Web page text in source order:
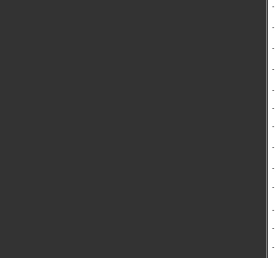
·
·
·
·
·
·
·
·
·
·
·
·
·